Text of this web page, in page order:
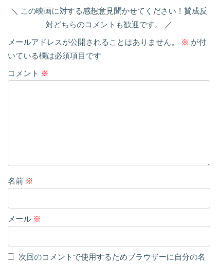
この映画に対する感想意見聞かせてください！賛成反
対どちらのコメントも歓迎です。
メールアドレスが公開されることはありません。 ※ が付
いている欄は必須項目です
コメント ※
名前 ※
メール ※
次回のコメントで使用するためブラウザーに自分の名